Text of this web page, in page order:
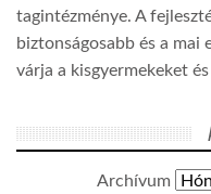
tagintézménye. A
biztonságosabb és a mai
várja a kisgyermekeket
Archívum